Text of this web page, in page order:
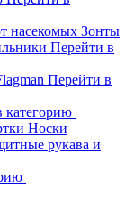
насекомых Зонты
Перейти в
Перейти в
категорию
Носки
рукава и